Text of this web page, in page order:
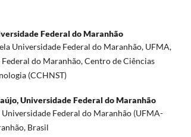
Federal do Maranhão
Universidade Federal do Maranhão, UFMA,
do Maranhão, Centro de Ciências
(CCHNST)
Universidade Federal do Maranhão
Federal do Maranhão (UFMA-
Brasil